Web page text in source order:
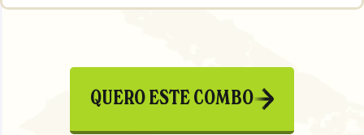
QUERO ESTE COMBO